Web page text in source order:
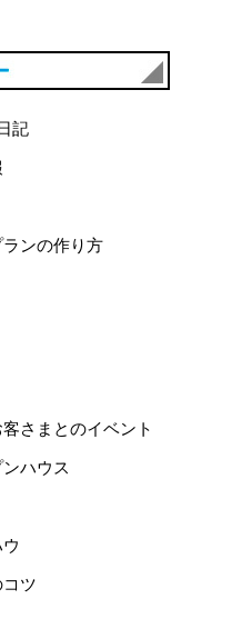
記
ンの作り方
さまとのイベント
ハウス
ツ